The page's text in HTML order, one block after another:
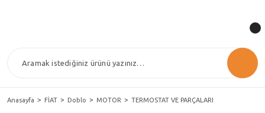
Anasayfa FİAT Doblo MOTOR TERMOSTAT VE PARÇALARI